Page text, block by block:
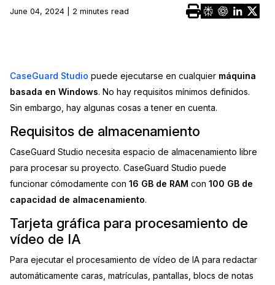
Transcripción y Traducción
El Gobierno
Sector Jurídico
Casinos
Medios de Comunicación y
Entretenimiento
Centros de Crisis y Las Líneas Directas
Casos Practicos
Centro de Ayuda
Videoteca
Trabaja con nosotros
June 04, 2024 | 2 minutes read
CaseGuard Studio puede ejecutarse en cualquier máquina
basada en Windows. No hay requisitos mínimos definidos.
Sin embargo, hay algunas cosas a tener en cuenta.
Requisitos de almacenamiento
CaseGuard Studio necesita espacio de almacenamiento libre
para procesar su proyecto. CaseGuard Studio puede
funcionar cómodamente con 16 GB de RAM con 100 GB de
capacidad de almacenamiento.
Tarjeta gráfica para procesamiento de
vídeo de IA
Para ejecutar el procesamiento de vídeo de IA para redactar
automáticamente caras, matrículas, pantallas, blocs de notas